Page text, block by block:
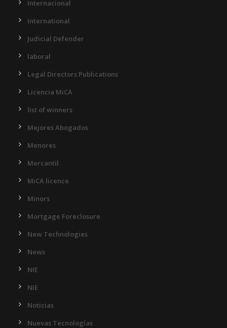
Internacional
International
Judicial Defender
laboral
Legal Directors Publications
Licencia MiCA
list of winners
Mejores Abogados
Menores
Mercantil
MiCA licence
Minors
Mortgage Foreclosure
New Technologies
News
NIE
NIE
Noticias
Nuevas Tecnologías